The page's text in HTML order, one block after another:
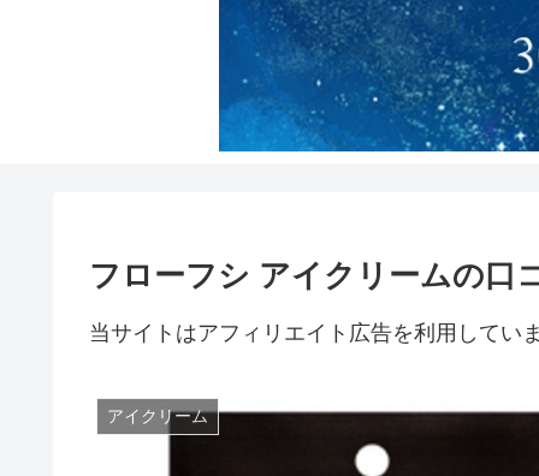
フローフシ アイクリームの口
当サイトはアフィリエイト広告を利用してい
アイクリーム